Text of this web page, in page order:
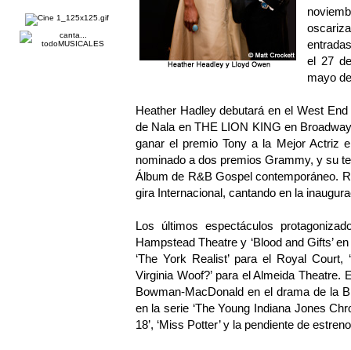
el 27
mayo
Heather Hadley debutará en el West
de Nala en THE LION KING en
ganar el premio Tony a la Mejor Actriz
nominado a dos premios Grammy, y su
Álbum de R&B Gospel contemporáneo.
gira Internacional, cantando en la
Los últimos espectáculos
Hampstead Theatre y ‘Blood and Gifts’
‘The York Realist’ para el Royal Court,
Virginia Woof?’ para el Almeida
Bowman-MacDonald en el drama de la
en la serie ‘The Young Indiana Jones
18’, ‘Miss Potter’ y la pendiente de